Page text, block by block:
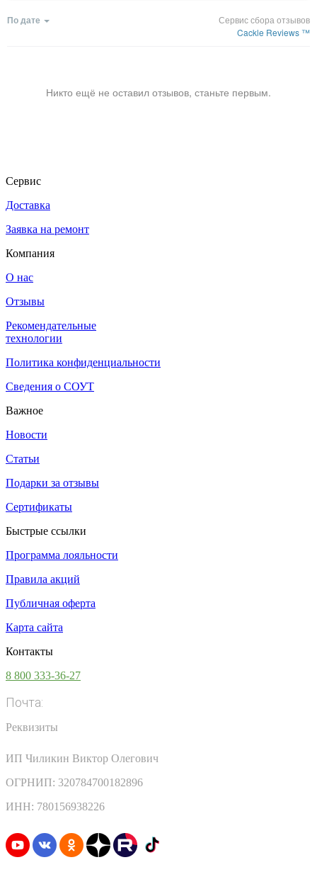
По дате
Сервис сбора отзывов
Cackle Reviews ™
Никто ещё не оставил отзывов, станьте первым.
Сервис
Доставка
Заявка на ремонт
Компания
О нас
Отзывы
Рекомендательные
технологии
Политика конфиденциальности
Сведения о СОУТ
Важное
Новости
Статьи
Подарки за отзывы
Сертификаты
Быстрые ссылки
Программа лояльности
Правила акций
Публичная оферта
Карта сайта
Контакты
8 800 333-36-27
Почта:
Реквизиты
ИП Чиликин Виктор Олегович
ОГРНИП: 320784700182896
ИНН: 780156938226